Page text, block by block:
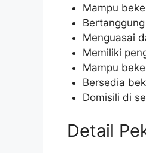
Mampu
Menguasai
Memiliki
Mampu
Bersedia
Domisili di
Detail